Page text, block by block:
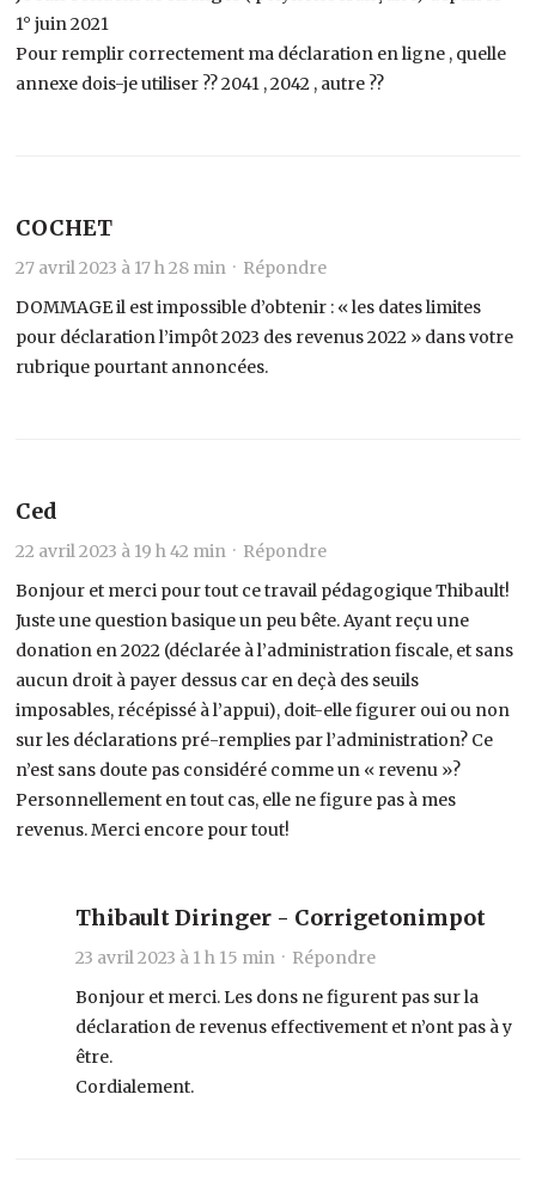
1° juin 2021
Pour remplir correctement ma déclaration en ligne , quelle
annexe dois-je utiliser ?? 2041 , 2042 , autre ??
COCHET
27 avril 2023 à 17 h 28 min · Répondre
DOMMAGE il est impossible d’obtenir : « les dates limites
pour déclaration l’impôt 2023 des revenus 2022 » dans votre
rubrique pourtant annoncées.
Ced
22 avril 2023 à 19 h 42 min · Répondre
Bonjour et merci pour tout ce travail pédagogique Thibault!
Juste une question basique un peu bête. Ayant reçu une
donation en 2022 (déclarée à l’administration fiscale, et sans
aucun droit à payer dessus car en deçà des seuils
imposables, récépissé à l’appui), doit-elle figurer oui ou non
sur les déclarations pré-remplies par l’administration? Ce
n’est sans doute pas considéré comme un « revenu »?
Personnellement en tout cas, elle ne figure pas à mes
revenus. Merci encore pour tout!
Thibault Diringer - Corrigetonimpot
23 avril 2023 à 1 h 15 min · Répondre
Bonjour et merci. Les dons ne figurent pas sur la
déclaration de revenus effectivement et n’ont pas à y
être.
Cordialement.